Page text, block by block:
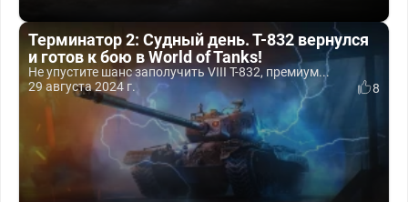
Терминатор 2: Судный день. Т-832 вернулся
и готов к бою в World of Tanks!
Не упустите шанс заполучить VIII T-832, премиум...
29 августа 2024 г.
8